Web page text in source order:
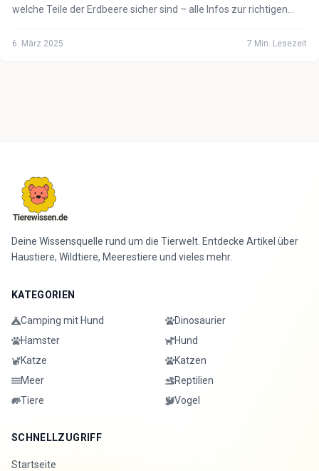
welche Teile der Erdbeere sicher sind – alle Infos zur richtigen
6. März 2025 7 Min. Lesezeit
Deine Wissensquelle rund um die Tierwelt. Entdecke Artikel über
Haustiere, Wildtiere, Meerestiere und vieles mehr.
KATEGORIEN
Camping mit Hund
Dinosaurier
Hamster
Hund
Katze
Katzen
Meer
Reptilien
Tiere
Vogel
SCHNELLZUGRIFF
Startseite